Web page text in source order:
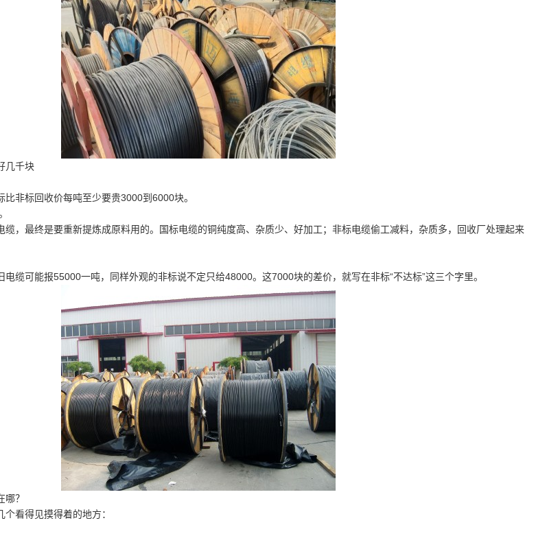
几千块
比非标回收价每吨至少要贵3000到6000块。
缆，最终是要重新提炼成原料用的。国标电缆的铜纯度高、杂质少、好加工；非标电缆偷工减料，杂质多，回收厂处理起来
电缆可能报55000一吨，同样外观的非标说不定只给48000。这7000块的差价，就写在非标“不达标”这三个字里。
？
看得见摸得着的地方：